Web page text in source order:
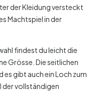
der Kleidung versteckt
Machtspiel in der
findest du leicht die
Grösse. Die seitlichen
gibt auch ein Loch zum
der vollständigen